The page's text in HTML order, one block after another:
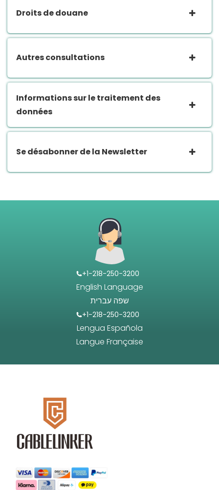
Droits de douane
Autres consultations
Informations sur le traitement des
données
Se désabonner de la Newsletter
+1-218-250-3200
English Language
שפה עברית
+1-218-250-3200
Lengua Española
Langue Française